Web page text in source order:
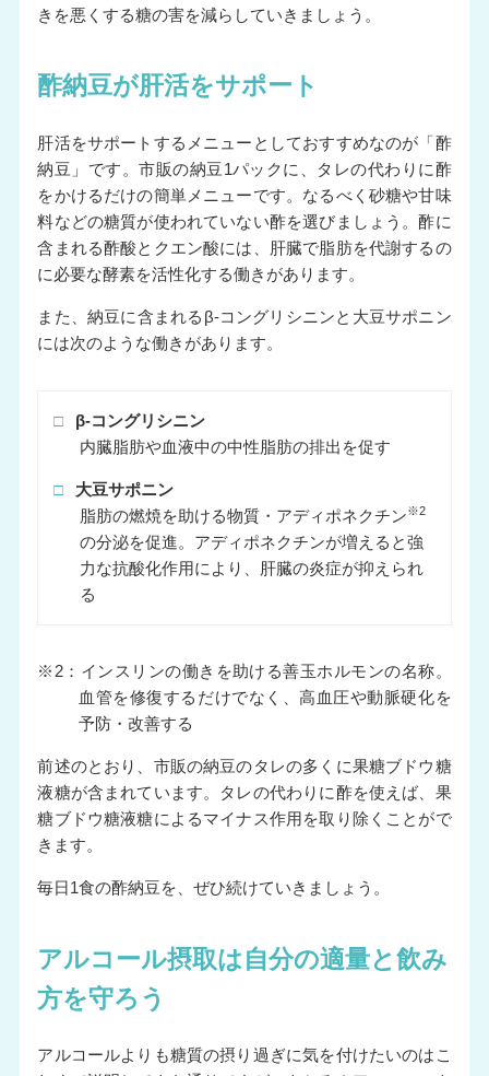
きを悪くする糖の害を減らしていきましょう。
酢納豆が肝活をサポート
肝活をサポートするメニューとしておすすめなのが「酢
納豆」です。市販の納豆1パックに、タレの代わりに酢
をかけるだけの簡単メニューです。なるべく砂糖や甘味
料などの糖質が使われていない酢を選びましょう。酢に
含まれる酢酸とクエン酸には、肝臓で脂肪を代謝するの
に必要な酵素を活性化する働きがあります。
また、納豆に含まれるβ-コングリシニンと大豆サポニン
には次のような働きがあります。
□
β-コングリシニン
内臓脂肪や血液中の中性脂肪の排出を促す
□
大豆サポニン
脂肪の燃焼を助ける物質・アディポネクチン※2
の分泌を促進。アディポネクチンが増えると強
力な抗酸化作用により、肝臓の炎症が抑えられ
る
※2：インスリンの働きを助ける善玉ホルモンの名称。
血管を修復するだけでなく、高血圧や動脈硬化を
予防・改善する
前述のとおり、市販の納豆のタレの多くに果糖ブドウ糖
液糖が含まれています。タレの代わりに酢を使えば、果
糖ブドウ糖液糖によるマイナス作用を取り除くことがで
きます。
毎日1食の酢納豆を、ぜひ続けていきましょう。
アルコール摂取は自分の適量と飲み
方を守ろう
アルコールよりも糖質の摂り過ぎに気を付けたいのはこ